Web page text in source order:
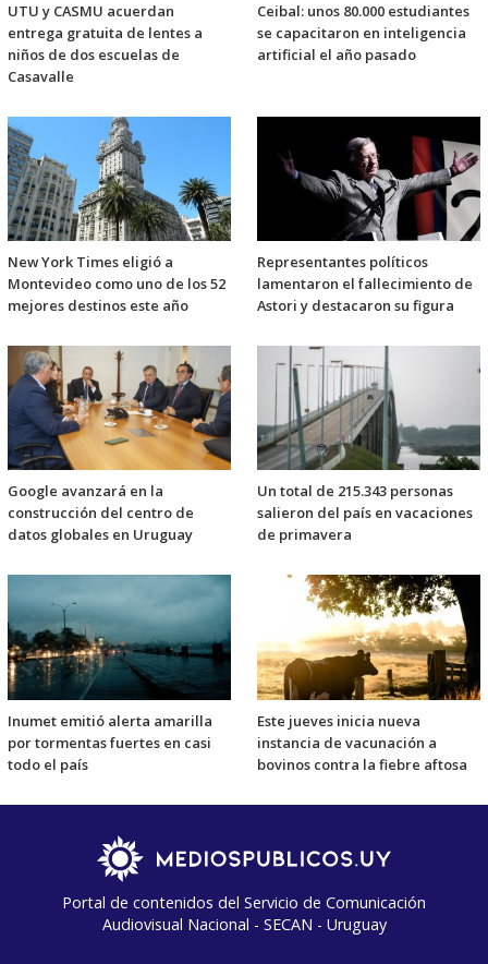
UTU y CASMU acuerdan
entrega gratuita de lentes a
niños de dos escuelas de
Casavalle
Ceibal: unos 80.000 estudiantes
se capacitaron en inteligencia
artificial el año pasado
New York Times eligió a
Montevideo como uno de los 52
mejores destinos este año
Representantes políticos
lamentaron el fallecimiento de
Astori y destacaron su figura
Google avanzará en la
construcción del centro de
datos globales en Uruguay
Un total de 215.343 personas
salieron del país en vacaciones
de primavera
Inumet emitió alerta amarilla
por tormentas fuertes en casi
todo el país
Este jueves inicia nueva
instancia de vacunación a
bovinos contra la fiebre aftosa
Portal de contenidos del Servicio de Comunicación
Audiovisual Nacional - SECAN - Uruguay